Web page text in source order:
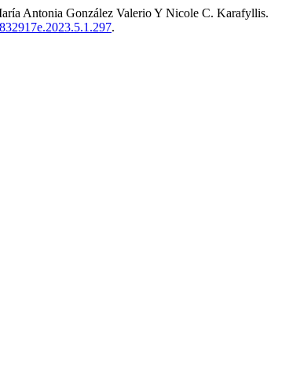
Antonia González Valerio Y Nicole C. Karafyllis.
.